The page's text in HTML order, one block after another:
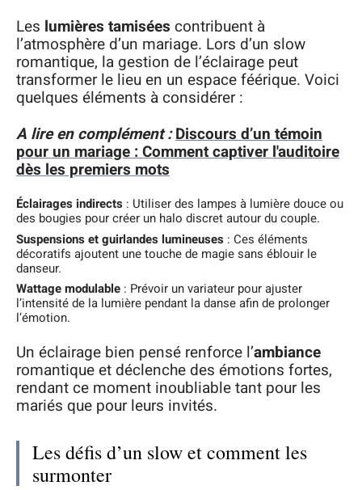
Les lumières tamisées contribuent à
l’atmosphère d’un mariage. Lors d’un slow
romantique, la gestion de l’éclairage peut
transformer le lieu en un espace féérique. Voici
quelques éléments à considérer :
A lire en complément : Discours d’un témoin
pour un mariage : Comment captiver l'auditoire
dès les premiers mots
Éclairages indirects : Utiliser des lampes à lumière douce ou
des bougies pour créer un halo discret autour du couple.
Suspensions et guirlandes lumineuses : Ces éléments
décoratifs ajoutent une touche de magie sans éblouir le
danseur.
Wattage modulable : Prévoir un variateur pour ajuster
l’intensité de la lumière pendant la danse afin de prolonger
l’émotion.
Un éclairage bien pensé renforce l’ambiance
romantique et déclenche des émotions fortes,
rendant ce moment inoubliable tant pour les
mariés que pour leurs invités.
Les défis d’un slow et comment les
surmonter